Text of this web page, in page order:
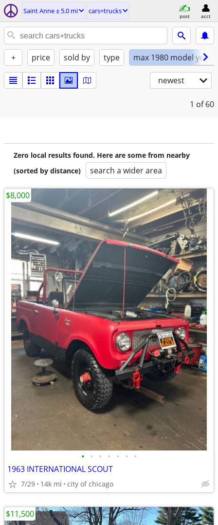
Saint Anne ± 5.0 mi cars+trucks
post acct
+ price sold by type max 1980 model year
newest
1 of 60
Zero local results found. Here are some from nearby
(sorted by distance)
search a wider area
• • • • • • •
1963 INTERNATIONAL SCOUT
7/29 14k mi city of chicago
$8,000
$11,500